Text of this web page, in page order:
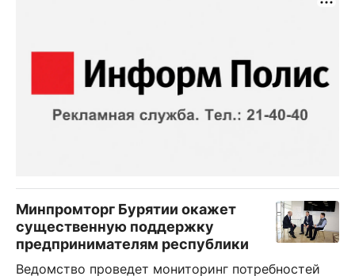
Минпромторг Бурятии окажет
существенную поддержку
предпринимателям республики
Ведомство проведет мониторинг потребностей